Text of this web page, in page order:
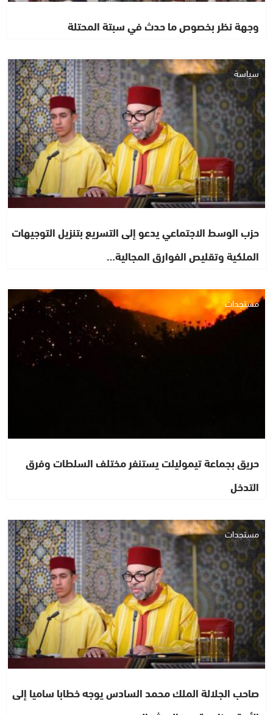
وجهة نظر بخصوص ما حدث في سبتة المحتلة
سياسة
حزب الوسط الاجتماعي يدعو إلى التسريع بتنزيل التوجيهات
الملكية وتقليص الفوارق المجالية…
مستجدات
حريق بجماعة تيموليلت يستنفر مختلف السلطات وفرق
التدخل
مستجدات
صاحب الجلالة الملك محمد السادس يوجه خطابا ساميا إلى